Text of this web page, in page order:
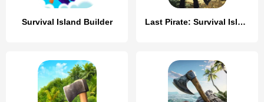
Survival Island Builder Last Pirate: Survival Island